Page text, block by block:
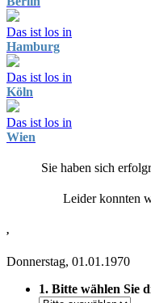
Das ist los in
Hamburg
Das ist los in
Köln
Das ist los in
Wien
Sie haben sich
Leider konnten
,
Donnerstag, 01.01.1970
1. Bitte wählen Sie